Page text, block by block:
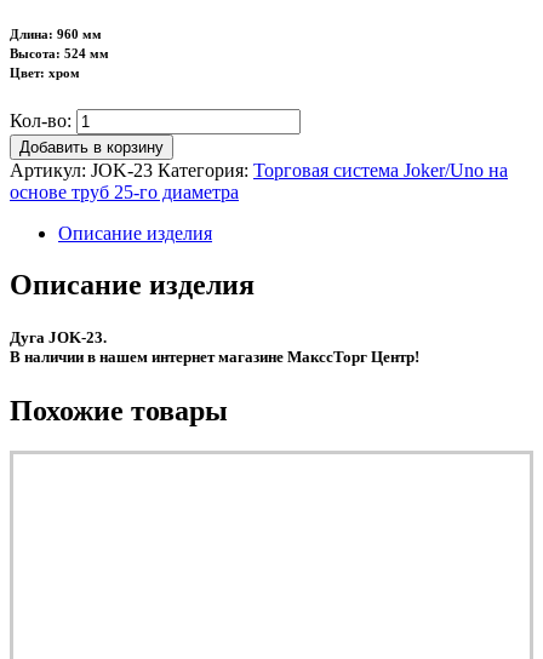
Длина: 960 мм
Высота: 524 мм
Цвет: хром
Кол-во:
Добавить в корзину
Артикул: JOK-23 Категория: Торговая система Joker/Uno на
основе труб 25-го диаметра
Описание изделия
Описание изделия
Дуга JOK-23.
В наличии в нашем интернет магазине МакссТорг Центр!
Похожие товары